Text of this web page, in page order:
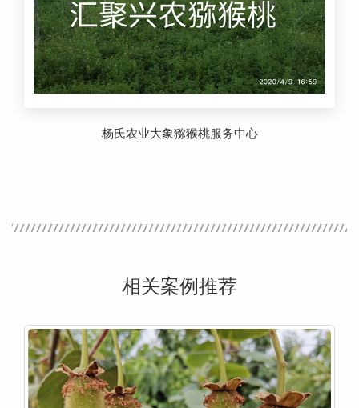
杨氏农业大象猕猴桃服务中心
相关案例推荐